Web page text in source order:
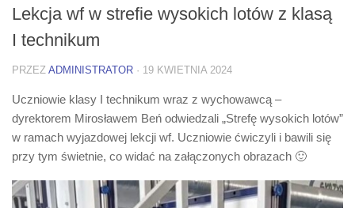
Lekcja wf w strefie wysokich lotów z klasą
I technikum
PRZEZ ADMINISTRATOR · 19 KWIETNIA 2024
Uczniowie klasy I technikum wraz z wychowawcą –
dyrektorem Mirosławem Beń odwiedzali „Strefę wysokich lotów”
w ramach wyjazdowej lekcji wf. Uczniowie ćwiczyli i bawili się
przy tym świetnie, co widać na załączonych obrazach 🙂